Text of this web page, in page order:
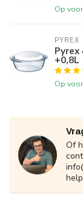
Op
PYREX
Pyrex
+0,8L
Op
Of